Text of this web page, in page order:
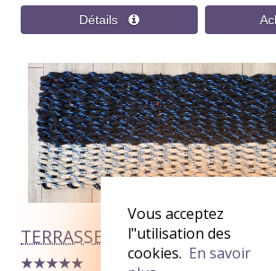
TERRASSE (Paillasson 154x52cm)
Vous acceptez
l"utilisation des
cookies. En savoir